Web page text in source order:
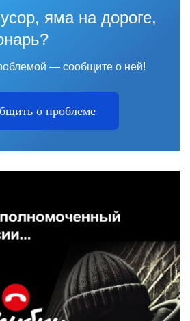
яма на дороге,
— сообщите о ней!
о проблеме